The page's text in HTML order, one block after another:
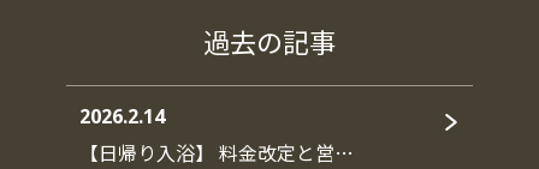
過去の記事
2026.2.14
【日帰り入浴】 料金改定と営…